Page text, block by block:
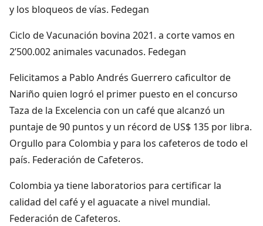
y los bloqueos de vías. Fedegan
Ciclo de Vacunación bovina 2021. a corte vamos en
2’500.002 animales vacunados. Fedegan
Felicitamos a Pablo Andrés Guerrero caficultor de
Nariño quien logró el primer puesto en el concurso
Taza de la Excelencia con un café que alcanzó un
puntaje de 90 puntos y un récord de US$ 135 por libra.
Orgullo para Colombia y para los cafeteros de todo el
país. Federación de Cafeteros.
Colombia ya tiene laboratorios para certificar la
calidad del café y el aguacate a nivel mundial.
Federación de Cafeteros.